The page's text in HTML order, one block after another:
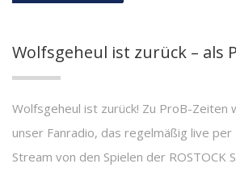
Wolfsgeheul ist zurück – als
Wolfsgeheul ist zurück! Zu ProB-Zeiten
unser Fanradio, das regelmäßig live
Stream von den Spielen der ROSTOCK